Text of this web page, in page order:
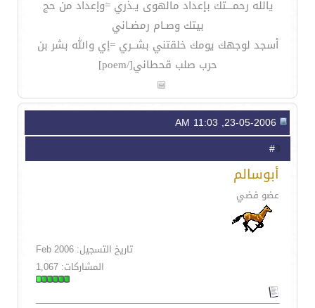
يالله رحمـــتك بإعداد مالهوى يـذري =وإعداد من حج
بيتك وصـام رمضـاني
أسجد لوجهك يومك خلقتني بشــري =إي والله بشر بن
حرب صلب قحطاني[/poem]
3
أبوسالم
عضو فضي
تاريخ التسجيل: Feb 2006
المشاركات: 1,067